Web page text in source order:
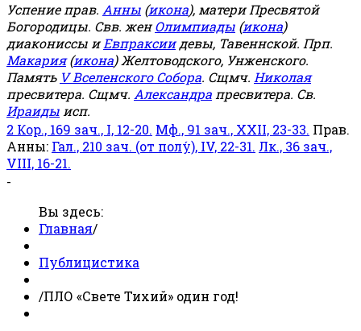
Успение прав. Анны (икона), матери Пресвятой
Богородицы. Свв. женОлимпиады (икона)
диакониссы иЕвпраксиидевы, Тавеннской. Прп.
Макария(икона) Желтоводского, Унженского.
Память V Вселенского Собора. Сщмч. Николая
пресвитера. Сщмч. Александра пресвитера. Св.
Ираиды исп.
2 Кор., 169 зач., I, 12-20. Мф., 91 зач., XXII, 23-33. Прав.
Анны: Гал., 210 зач. (от полу́), IV, 22-31. Лк., 36 зач.,
VIII, 16-21.
-
Вы здесь:
Главная/
Публицистика
/ПЛО «Свете Тихий» один год!